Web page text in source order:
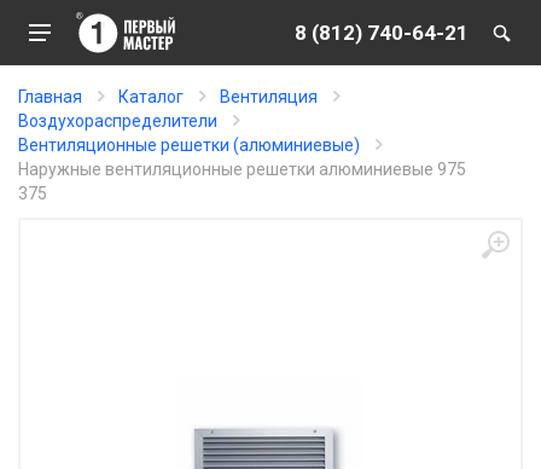
8 (812) 740-64-21
Главная Каталог
Вентиляция
Воздухораспределители
Вентиляционные решетки (алюминиевые)
Наружные вентиляционные решетки алюминиевые 975
375